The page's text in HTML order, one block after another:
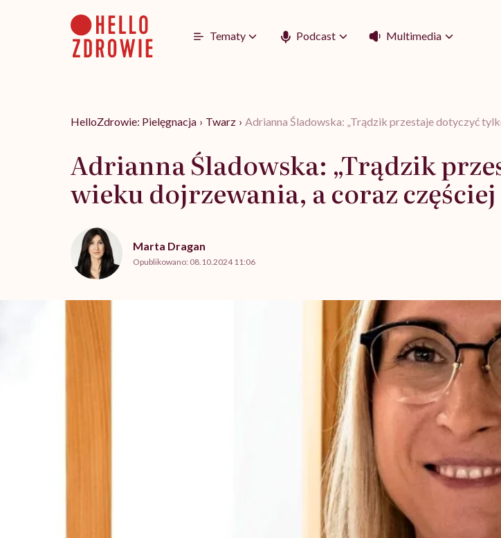
Tematy Podcast Multimedia
HelloZdrowie: Pielęgnacja › Twarz › Adrianna Śladowska: „Trądzik przestaje dotyczyć
Adrianna Śladowska: „Trądzik
wieku dojrzewania, a coraz
Marta Dragan
Opublikowano: 08.10.2024 11:06